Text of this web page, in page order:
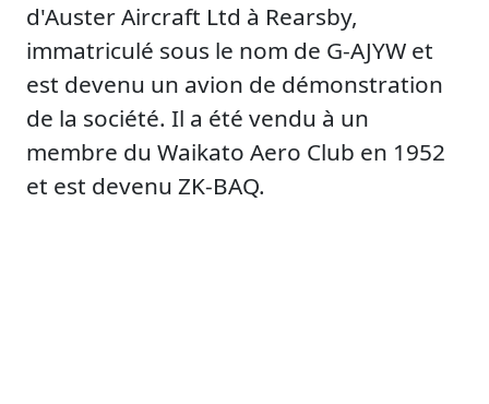
d'Auster Aircraft Ltd à Rearsby,
immatriculé sous le nom de G-AJYW et
est devenu un avion de démonstration
de la société. Il a été vendu à un
membre du Waikato Aero Club en 1952
et est devenu ZK-BAQ.